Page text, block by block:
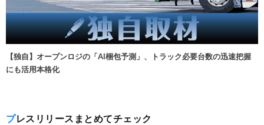
【独自】オープンロジの「AI梱包予測」、トラック必要台数の迅速把握
にも活用本格化
プレスリリースまとめてチェック